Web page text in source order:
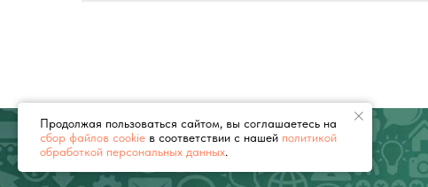
Продолжая пользоваться сайтом, вы соглашаетесь на
сбор файлов cookie в соответствии с нашей политикой
обработкой персональных данных.